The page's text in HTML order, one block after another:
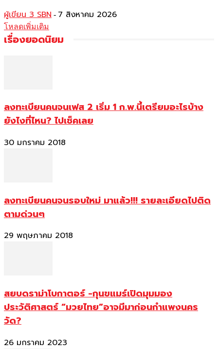
ผู้เขียน 3 SBN - 7 สิงหาคม 2026
โหลดเพิ่มเติม
เรื่องยอดนิยม
ลงทะเบียนคนจนเฟส 2 เริ่ม 1 ก.พ.นี้เตรียมอะไรบ้าง
ยังไงที่ไหน? ไปเช็คเลย
30 มกราคม 2018
ลงทะเบียนคนจนรอบใหม่ มาแล้ว!!! รายละเอียดไปติด
ตามด่วนๆ
29 พฤษภาคม 2018
สยบดราม่าโบกาตอร์ -กุนขแมร์เปิดมุมมอง
ประวัติศาสตร์ “มวยไทย”อาจมีมาก่อนกำแพงนคร
วัด?
26 มกราคม 2023